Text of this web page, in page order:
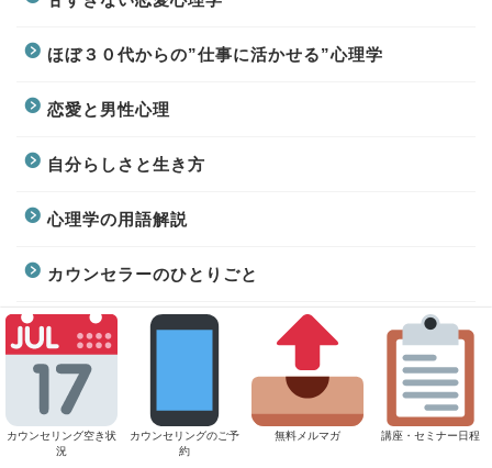
ほぼ３０代からの”仕事に活かせる”心理学
恋愛と男性心理
自分らしさと生き方
心理学の用語解説
カウンセラーのひとりごと
お客様の感想
お知らせ
講座・セミナー
カウンセリング空き状
況
カウンセリングのご予
約
無料メルマガ 講座・セミナー日程